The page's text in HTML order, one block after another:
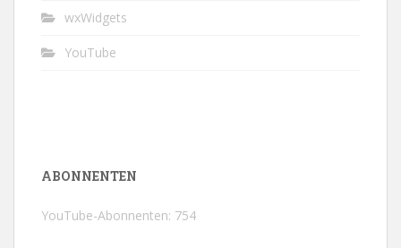
wxWidgets
YouTube
ABONNENTEN
YouTube-Abonnenten: 754